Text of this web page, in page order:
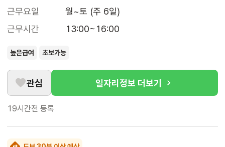
근무요일
월~토 (주 6일)
근무시간
13:00~16:00
높은급여 초보가능
관심 일자리정보 더보기
19시간전 등록